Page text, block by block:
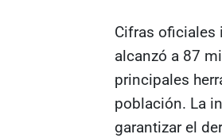
Cifras oficiales
alcanzó a 87
principales
población. La
garantizar el